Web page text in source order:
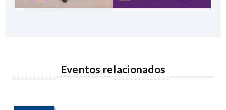
Eventos relacionados